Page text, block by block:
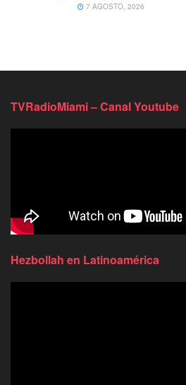
7 AGOSTO, 2026
TVRadioMiami – Canal Youtube
Hezbollah en Latinoamérica